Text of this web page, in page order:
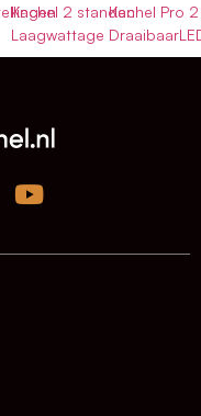
Kachel 2 standen
Laagwattage
Kachel Pro